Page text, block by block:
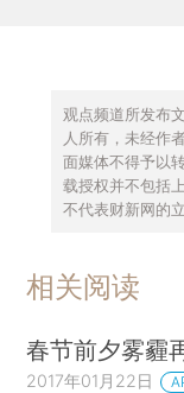
观点频道所发布
人所有，未经作
面媒体不得予以
载授权并不包括
不代表财新网的
相关阅读
春节前夕雾霾
2017年01月22日